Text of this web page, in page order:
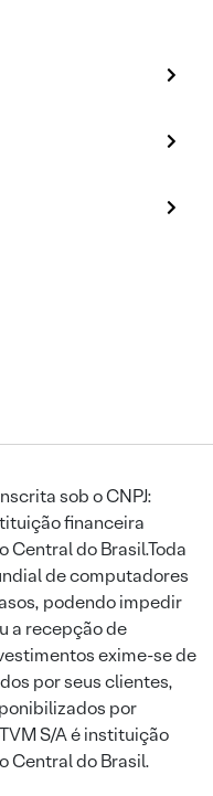
sob o CNPJ:
financeira
Central do Brasil.Toda
de computadores
podendo impedir
a recepção de
exime-se de
por seus clientes,
por
S/A é instituição
Central do Brasil.